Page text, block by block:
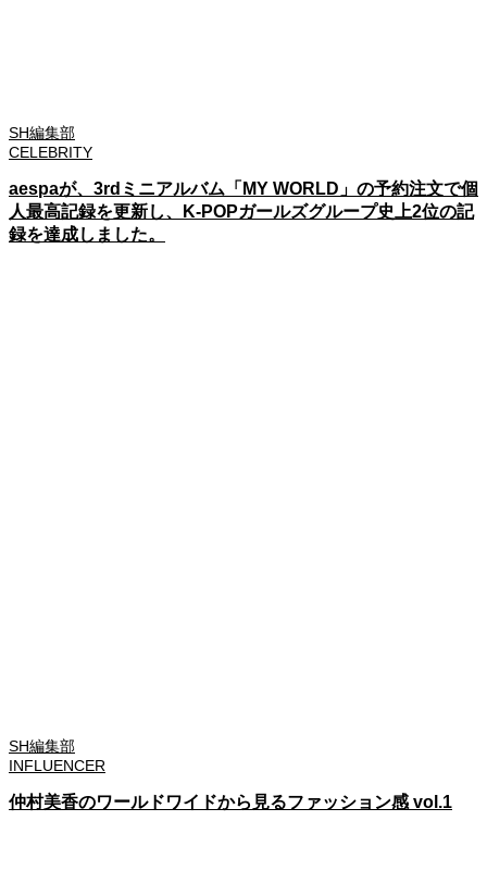
SH編集部
CELEBRITY
aespaが、3rdミニアルバム「MY WORLD」の予約注文で個
人最高記録を更新し、K-POPガールズグループ史上2位の記
録を達成しました。
SH編集部
INFLUENCER
仲村美香のワールドワイドから見るファッション感 vol.1